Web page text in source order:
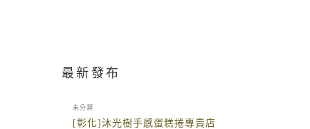
最新發布
未分類
[彰化]沐光樹手感蛋糕捲專賣店